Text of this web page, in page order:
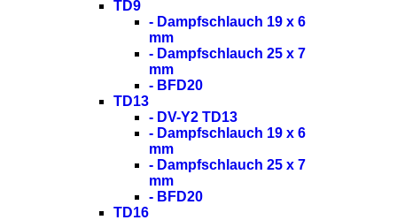
TD9
- Dampfschlauch 19 x 6
mm
- Dampfschlauch 25 x 7
mm
- BFD20
TD13
- DV-Y2 TD13
- Dampfschlauch 19 x 6
mm
- Dampfschlauch 25 x 7
mm
- BFD20
TD16